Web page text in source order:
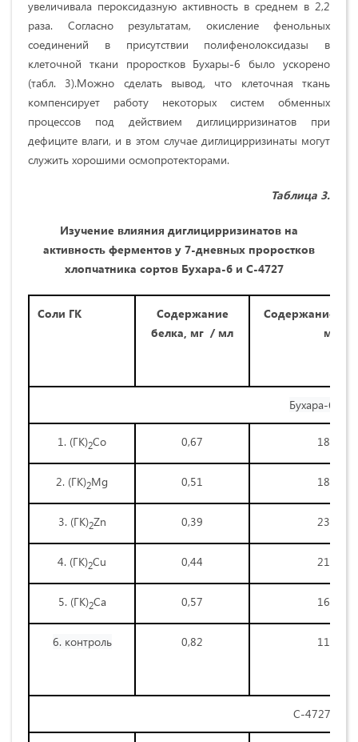
увеличивала пероксидазную активность в среднем в 2,2
раза. Согласно результатам, окисление фенольных
соединений в присутствии полифенолоксидазы в
клеточной ткани проростков Бухары-6 было ускорено
(табл. 3).Можно сделать вывод, что клеточная ткань
компенсирует работу некоторых систем обменных
процессов под действием диглицирризинатов при
дефиците влаги, и в этом случае диглицирризинаты могут
служить хорошими осмопротекторами.
Таблица 3.
Изучение влияния диглицирризинатов на
активность ферментов у 7-дневных проростков
хлопчатника сортов Бухара-6 и С-4727
Соли ГК
Содержание
белка, мг / мл
Содержание
мл
Бухара-6
1. (ГК)2Со 0,67 184,3
2. (ГК)2Mg 0,51 187,1
3. (ГК)2Zn 0,39 232,4
4. (ГК)2Сu 0,44 215,8
5. (ГК)2Сa 0,57 169,5
6. контроль 0,82 119,1
С-4727